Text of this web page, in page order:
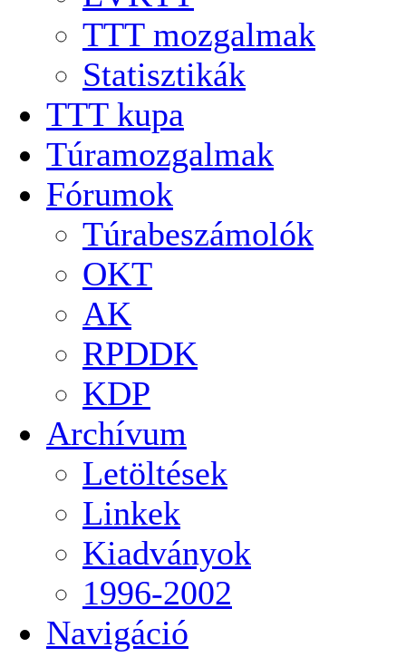
TTT mozgalmak
Statisztikák
TTT kupa
Túramozgalmak
Fórumok
Túrabeszámolók
OKT
AK
RPDDK
KDP
Archívum
Letöltések
Linkek
Kiadványok
1996-2002
Navigáció